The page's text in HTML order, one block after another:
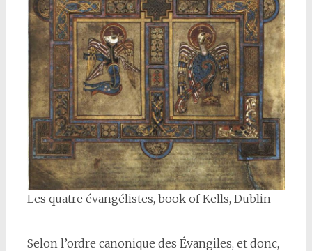
Les quatre évangélistes, book of Kells, Dublin
Selon l’ordre canonique des Évangiles, et donc,